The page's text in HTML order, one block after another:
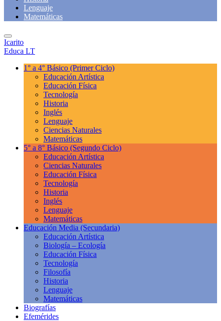
Lenguaje
Matemáticas
Icarito
Educa LT
1° a 4° Básico (Primer Ciclo)
Educación Artística
Educación Física
Tecnología
Historia
Inglés
Lenguaje
Ciencias Naturales
Matemáticas
5° a 8° Básico (Segundo Ciclo)
Educación Artística
Ciencias Naturales
Educación Física
Tecnología
Historia
Inglés
Lenguaje
Matemáticas
Educación Media (Secundaria)
Educación Artística
Biología – Ecología
Educación Física
Tecnología
Filosofía
Historia
Lenguaje
Matemáticas
Biografías
Efemérides